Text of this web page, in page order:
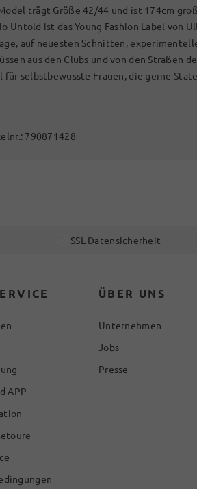
trägt Größe 42/44 und ist 174cm
Untold ist das Young Fashion Label von
auf neuesten Schnitten,
aus den Clubs und von den Straßen
für selbstbewusste Frauen, die gerne
790871428
SSL Datensicherheit
APP
ÜBER UNS
Unternehmen
Jobs
Presse